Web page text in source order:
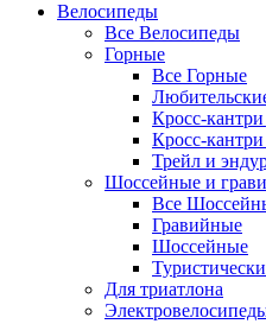
Велосипеды
Все Велосипеды
Горные
Все Горные
Кросс-
Кросс-
Трейл и
Шоссейные и
Все
Гравийные
Шоссейные
Для триатлона